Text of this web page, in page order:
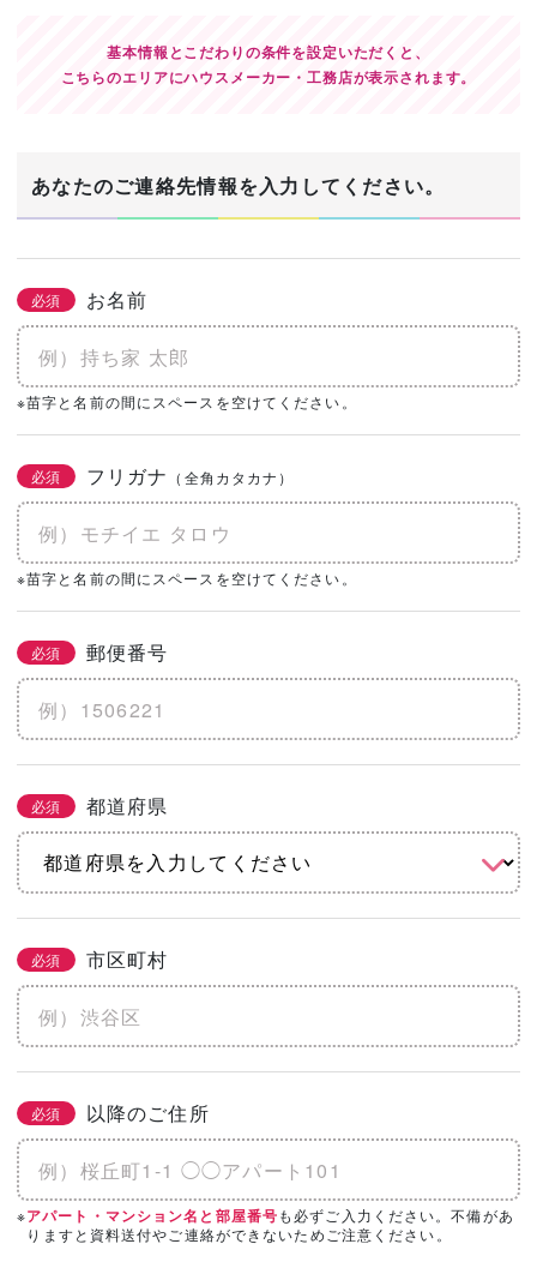
基本情報とこだわりの条件を設定いただくと、
こちらのエリアにハウスメーカー・工務店が表示されます。
あなたのご連絡先情報を入力してください。
必須 お名前
※苗字と名前の間にスペースを空けてください。
必須 フリガナ （全角カタカナ）
※苗字と名前の間にスペースを空けてください。
必須 郵便番号
必須 都道府県
必須 市区町村
必須 以降のご住所
※アパート・マンション名と部屋番号も必ずご入力ください。不備があ
りますと資料送付やご連絡ができないためご注意ください。